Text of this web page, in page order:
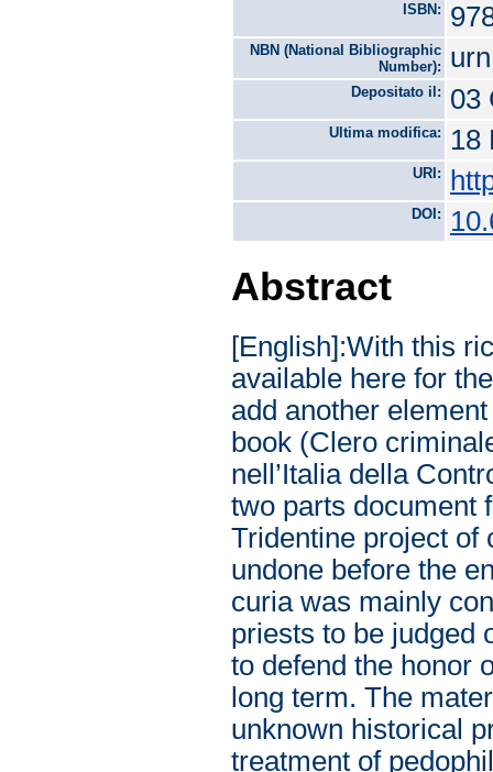
ISBN:
NBN (National Bibliographic
Number):
Depositato il: 03
Ultima modifica: 18
URI:
DOI:
Abstract
[English]:With this
available here for
add another
book (Clero
nell’Italia della
two parts document
Tridentine project of
undone before the
curia was mainly
priests to be judged
to defend the honor
long term. The
unknown historical
treatment of